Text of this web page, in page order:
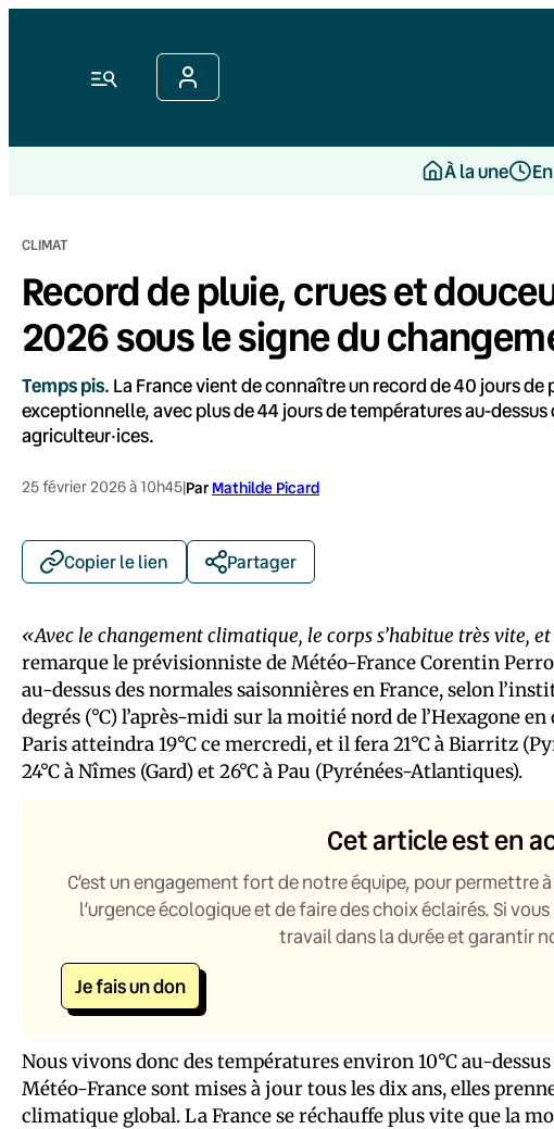
Menu
À la une
CLIMAT
Record de pluie, crues et
2026 sous le signe du
Temps pis. La France vient de connaître un record de 40 jours
exceptionnelle, avec plus de 44 jours de températures au-
agriculteur·ices.
25 février 2026 à 10h45|Par Mathilde Picard
Copier le lien Partager
«Avec le changement climatique, le corps s’habitue très vite,
remarque le prévisionniste de Météo-France Corentin
au-dessus des normales saisonnières en France, selon
degrés (°C) l’après-midi sur la moitié nord de l’Hexagone
Paris atteindra 19°C ce mercredi, et il fera 21°C à Biarritz
24°C à Nîmes (Gard) et 26°C à Pau (Pyrénées-Atlantiques).
Cet article est en
C’est un engagement fort de notre équipe, pour permettre
l’urgence écologique et de faire des choix éclairés. Si
travail dans la durée et garantir
Je fais un don
Nous vivons donc des températures environ 10°C au-
Météo-France sont mises à jour tous les dix ans, elles
climatique global. La France se réchauffe plus vite que la